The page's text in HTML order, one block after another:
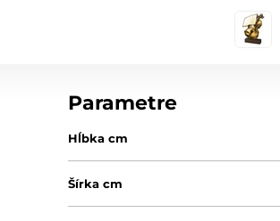
Parametre
Hĺbka cm
Šírka cm